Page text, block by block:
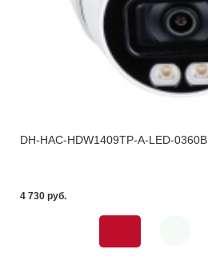
DH-HAC-HDW1409TP-A-LED-0360B
4 730 pуб.